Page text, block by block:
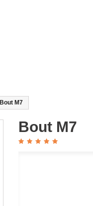
Bout M7
Bout M7